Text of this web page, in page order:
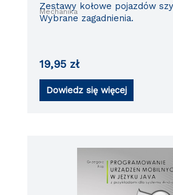
Mechanika
Zestawy kołowe pojazdów
Wybrane zagadnienia.
19,95 zł
Dowiedz się więcej